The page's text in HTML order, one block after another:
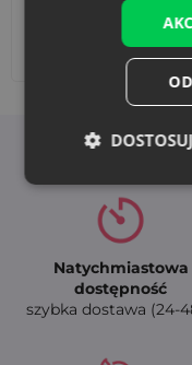
Dodaj nadruk
Natychmiastowa
dostępność
szybka dostawa (24-
DOSTOSUJ